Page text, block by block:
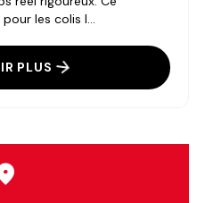
les colis l...
PLUS